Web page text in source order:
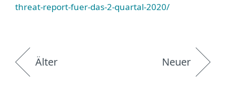
threat-report-fuer-das-2-quartal-2020/
Älter Neuer